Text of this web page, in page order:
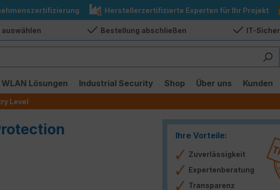
Herstellerzertifizierte Experten für Ihr Projekt
Bestellung abschließen IT-
WLAN Lösungen Industrial Security Shop Über uns Kunden
Level
Ihre Vorteile:
Zuverlässigkeit
Expertenberatung
Transparenz